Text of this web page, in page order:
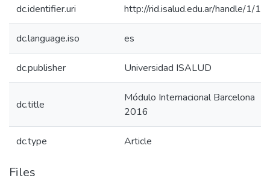
dc.identifier.uri http://rid.isalud.edu.ar/handle/1/
dc.language.iso es
dc.publisher Universidad ISALUD
dc.title
Módulo Internacional Barcelona
2016
dc.type Article
Files